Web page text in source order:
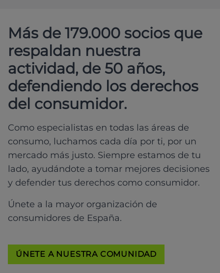
Más de 179.000 socios que
respaldan nuestra
actividad, de 50 años,
defendiendo los derechos
del consumidor.
Como especialistas en todas las áreas de
consumo, luchamos cada día por ti, por un
mercado más justo. Siempre estamos de tu
lado, ayudándote a tomar mejores decisiones
y defender tus derechos como consumidor.
Únete a la mayor organización de
consumidores de España.
ÚNETE A NUESTRA COMUNIDAD